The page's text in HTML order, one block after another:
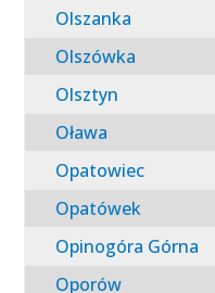
Olszanka
Olszówka
Olsztyn
Oława
Opatowiec
Opatówek
Opinogóra Górna
Oporów